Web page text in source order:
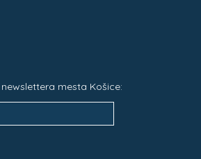
mesta Košice: